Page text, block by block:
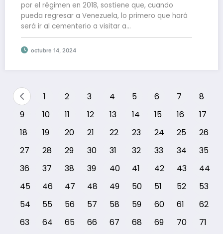
por el régimen en 2018, sostiene que, cuando
pueda regresar a Venezuela, lo primero que hará
será ir al cementerio a visitar a…
octubre 14, 2024
1 2 3 4 5 6 7
8
9
10 11 12 13 14 15 16
17
18
19 20 21 22 23 24 25
26
27
28 29 30 31 32 33 34
35
36
37 38 39 40 41 42 43
44
45
46 47 48 49 50 51 52
53
54
55 56 57 58 59 60 61
62
63
64 65 66 67 68 69 70
71